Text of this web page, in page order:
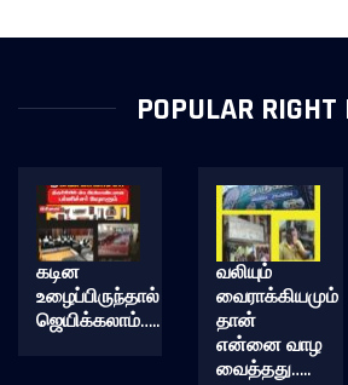
POPULAR RIGHT
கடின
உழைப்பிருந்தால்
ஜெயிக்கலாம்…..
வலியும்
வைராக்கியமும்
தான்
என்னை வாழ
வைத்தது…..